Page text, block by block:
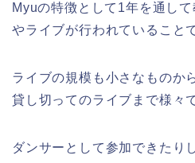
Myuの特徴として1年を通し
やライブが行われていること
ライブの規模も小さなものか
貸し切ってのライブまで様々
ダンサーとして参加できたり